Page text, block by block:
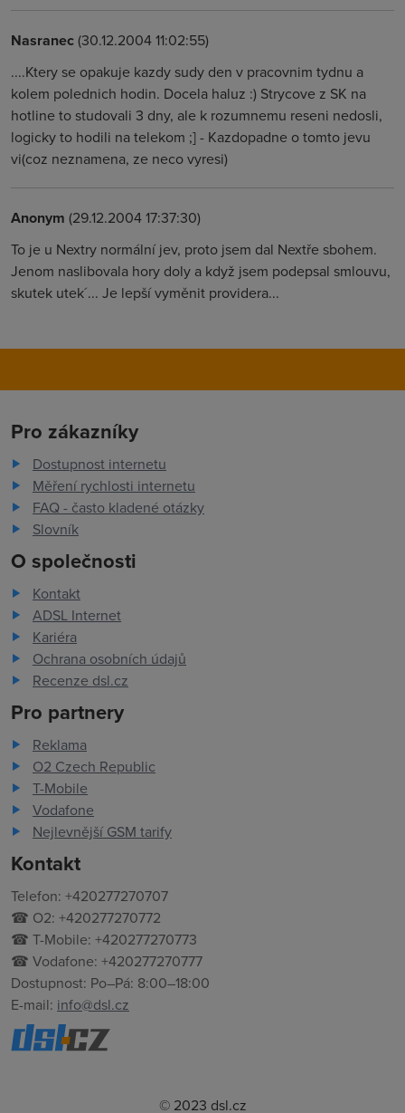
Nasranec(30.12.2004 11:02:55)
....Ktery se opakuje kazdy sudy den v pracovnim tydnu a
kolem polednich hodin. Docela haluz :) Strycove z SK na
hotline to studovali 3 dny, ale k rozumnemu reseni nedosli,
logicky to hodili na telekom ;] - Kazdopadne o tomto jevu
vi(coz neznamena, ze neco vyresi)
Anonym (29.12.2004 17:37:30)
To je u Nextry normální jev, proto jsem dal Nextře sbohem.
Jenom naslibovala hory doly a když jsem podepsal smlouvu,
skutek utek´... Je lepší vyměnit providera...
Pro zákazníky
Dostupnost internetu
Měření rychlosti internetu
FAQ - často kladené otázky
Slovník
O společnosti
Kontakt
ADSL Internet
Kariéra
Ochrana osobních údajů
Recenze dsl.cz
Pro partnery
Reklama
O2 Czech Republic
T-Mobile
Vodafone
Nejlevnější GSM tarify
Kontakt
Telefon: +420277270707
☎ O2: +420277270772
☎ T-Mobile: +420277270773
☎ Vodafone: +420277270777
Dostupnost: Po–Pá: 8:00–18:00
E-mail: info@dsl.cz
© 2023 dsl.cz